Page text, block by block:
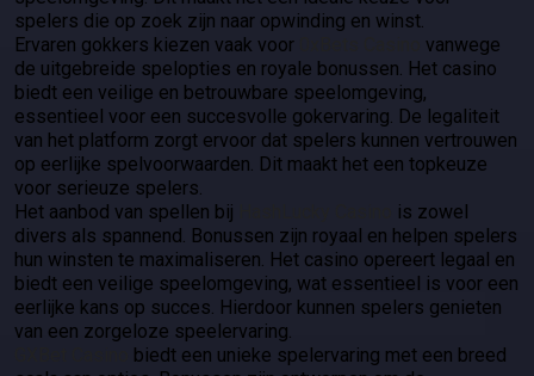
spelers die op zoek zijn naar opwinding en winst.
Ervaren gokkers kiezen vaak voor
vanwege
de uitgebreide spelopties en royale bonussen. Het casino
biedt een veilige en betrouwbare speelomgeving,
essentieel voor een succesvolle gokervaring. De legaliteit
van het platform zorgt ervoor dat spelers kunnen vertrouwen
op eerlijke spelvoorwaarden. Dit maakt het een topkeuze
voor serieuze spelers.
Het aanbod van spellen bij
is zowel
divers als spannend. Bonussen zijn royaal en helpen spelers
hun winsten te maximaliseren. Het casino opereert legaal en
biedt een veilige speelomgeving, wat essentieel is voor een
eerlijke kans op succes. Hierdoor kunnen spelers genieten
van een zorgeloze speelervaring.
biedt een unieke spelervaring met een breed